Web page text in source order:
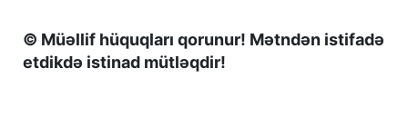
© Müəllif hüquqları qorunur! Mətndən istifadə
etdikdə istinad mütləqdir!